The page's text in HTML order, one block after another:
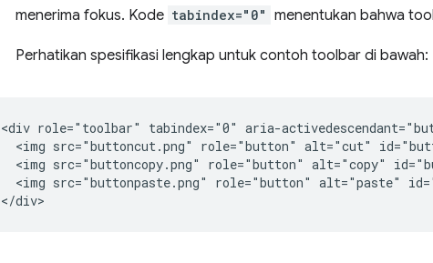
menerima fokus. Kode tabindex="0" menentukan bahwa
Perhatikan spesifikasi lengkap untuk contoh toolbar di bawah:
<div role="toolbar" tabindex="0" aria-
<img src="buttoncut.png" role="button" alt="cut"
<img src="buttoncopy.png" role="button" alt="copy"
<img src="buttonpaste.png" role="button" alt="paste"